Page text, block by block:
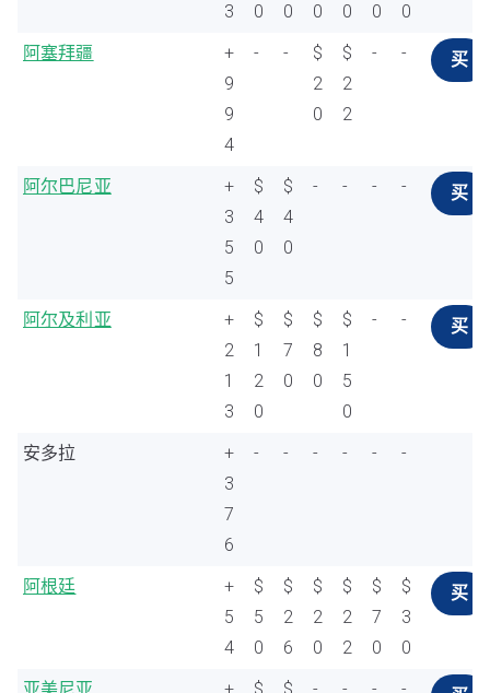
3
0
0
0
0
0
0
阿塞拜疆
+
9
9
4
- -
$
2
0
$
2
2
- - 买
阿尔巴尼亚
+
3
5
5
$
4
0
$
4
0
- - - - 买
阿尔及利亚
+
2
1
3
$
1
2
0
$
7
0
$
8
0
$
1
5
0
- - 买
安多拉
+
3
7
6
- - - - - -
阿根廷
+
5
4
$
5
0
$
2
6
$
2
0
$
2
2
$
7
0
$
3
0
买